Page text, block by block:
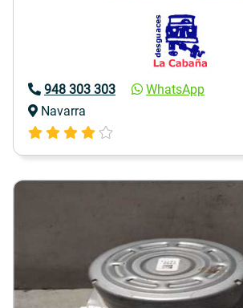
948 303 303
WhatsApp
Navarra